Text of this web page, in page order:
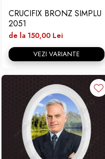
CRUCIFIX BRONZ SIMPLU
2051
de la 150,00 Lei
VEZI VARIANTE